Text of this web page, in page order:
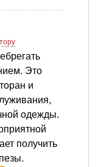
Это
и
одежды.
получить